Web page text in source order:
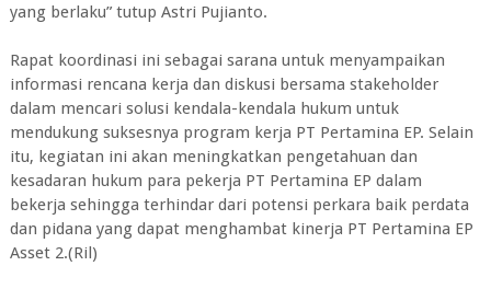
yang berlaku” tutup Astri Pujianto.
Rapat koordinasi ini sebagai sarana untuk menyampaikan
informasi rencana kerja dan diskusi bersama stakeholder
dalam mencari solusi kendala-kendala hukum untuk
mendukung suksesnya program kerja PT Pertamina EP. Selain
itu, kegiatan ini akan meningkatkan pengetahuan dan
kesadaran hukum para pekerja PT Pertamina EP dalam
bekerja sehingga terhindar dari potensi perkara baik perdata
dan pidana yang dapat menghambat kinerja PT Pertamina EP
Asset 2.(Ril)